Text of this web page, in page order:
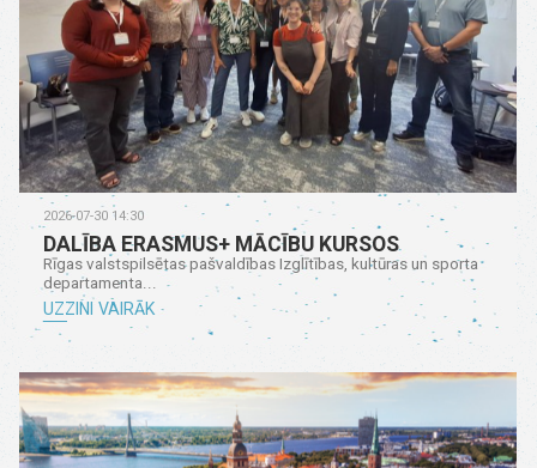
2026-07-30 14:30
DALĪBA ERASMUS+ MĀCĪBU KURSOS
Rīgas valstspilsētas pašvaldības Izglītības, kultūras un sporta
departamenta...
UZZINI VAIRĀK